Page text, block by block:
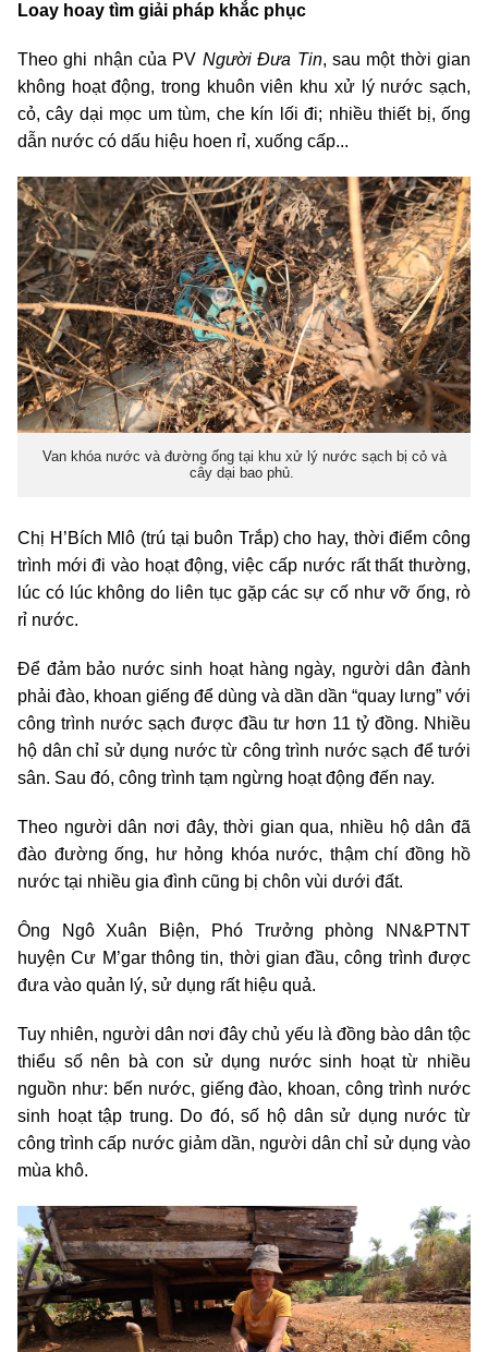
Loay hoay tìm giải pháp khắc phục
Theo ghi nhận của PV Người Đưa Tin, sau một thời gian
không hoạt động, trong khuôn viên khu xử lý nước sạch,
cỏ, cây dại mọc um tùm, che kín lối đi; nhiều thiết bị, ống
dẫn nước có dấu hiệu hoen rỉ, xuống cấp...
Van khóa nước và đường ống tại khu xử lý nước sạch bị cỏ và
cây dại bao phủ.
Chị H’Bích Mlô (trú tại buôn Trắp) cho hay, thời điểm công
trình mới đi vào hoạt động, việc cấp nước rất thất thường,
lúc có lúc không do liên tục gặp các sự cố như vỡ ống, rò
rỉ nước.
Để đảm bảo nước sinh hoạt hàng ngày, người dân đành
phải đào, khoan giếng để dùng và dần dần “quay lưng” với
công trình nước sạch được đầu tư hơn 11 tỷ đồng. Nhiều
hộ dân chỉ sử dụng nước từ công trình nước sạch để tưới
sân. Sau đó, công trình tạm ngừng hoạt động đến nay.
Theo người dân nơi đây, thời gian qua, nhiều hộ dân đã
đào đường ống, hư hỏng khóa nước, thậm chí đồng hồ
nước tại nhiều gia đình cũng bị chôn vùi dưới đất.
Ông Ngô Xuân Biện, Phó Trưởng phòng NN&PTNT
huyện Cư M’gar thông tin, thời gian đầu, công trình được
đưa vào quản lý, sử dụng rất hiệu quả.
Tuy nhiên, người dân nơi đây chủ yếu là đồng bào dân tộc
thiểu số nên bà con sử dụng nước sinh hoạt từ nhiều
nguồn như: bến nước, giếng đào, khoan, công trình nước
sinh hoạt tập trung. Do đó, số hộ dân sử dụng nước từ
công trình cấp nước giảm dần, người dân chỉ sử dụng vào
mùa khô.